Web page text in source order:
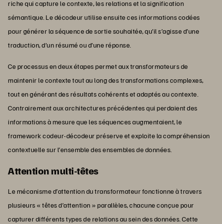
riche qui capture le contexte, les relations et la signification
sémantique. Le décodeur utilise ensuite ces informations codées
pour générer la séquence de sortie souhaitée, qu’il s’agisse d’une
traduction, d’un résumé ou d’une réponse.
Ce processus en deux étapes permet aux transformateurs de
maintenir le contexte tout au long des transformations complexes,
tout en générant des résultats cohérents et adaptés au contexte.
Contrairement aux architectures précédentes qui perdaient des
informations à mesure que les séquences augmentaient, le
framework codeur-décodeur préserve et exploite la compréhension
contextuelle sur l’ensemble des ensembles de données.
Attention multi-têtes
Le mécanisme d’attention du transformateur fonctionne à travers
plusieurs « têtes d’attention » parallèles, chacune conçue pour
capturer différents types de relations au sein des données. Cette